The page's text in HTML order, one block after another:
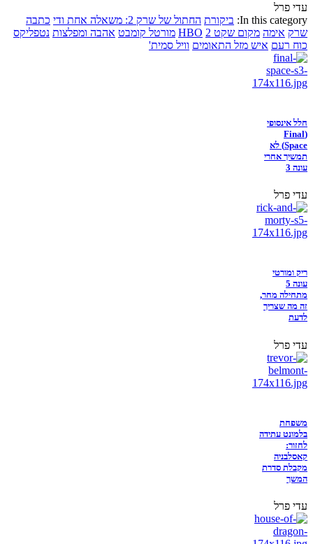
עדי פרל
In this category: ביקורת החתול של שרק 2: משאלה אחת ודי
כתבה
שרק אימה מקום שקט 2 HBO מורטל קומבט אהבה ומפלצות נטפליקס
כוח רעם איש מזל התאומים וויל סמית'
חלל אינסופי
(Final
Space) לא
תמשיך אחרי
עונה 3
עדי פרל
ריק ומורטי
עונה 5
מתחילה מחר,
זה מה שצריך
לדעת
עדי פרל
משפחת
בלמונט עתידה
לחזור:
קאסלבניה
מקבלת סדרת
המשך
עדי פרל